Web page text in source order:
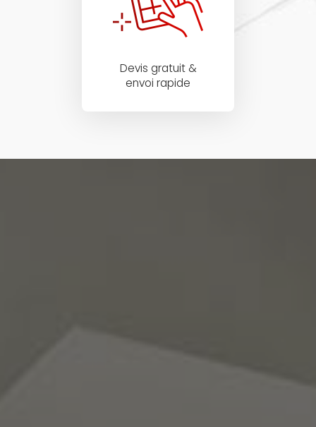
Devis gratuit &
envoi rapide